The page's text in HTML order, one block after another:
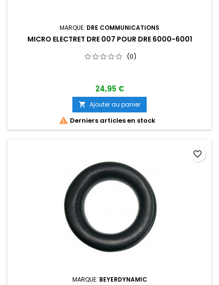
MARQUE: DRE COMMUNICATIONS
MICRO ELECTRET DRE 007 POUR DRE 6000-6001
(0)
24,95 €
 Ajouter au panier
 Derniers articles en stock
MARQUE: BEYERDYNAMIC
favorite_border